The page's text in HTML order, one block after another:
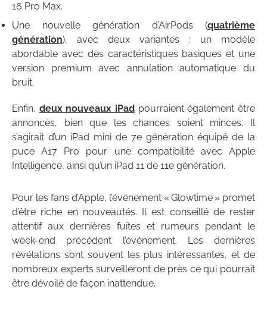
16 Pro Max.
Une nouvelle génération d’AirPods (quatrième
génération), avec deux variantes : un modèle
abordable avec des caractéristiques basiques et une
version premium avec annulation automatique du
bruit.
Enfin, deux nouveaux iPad pourraient également être
annoncés, bien que les chances soient minces. Il
s’agirait d’un iPad mini de 7e génération équipé de la
puce A17 Pro pour une compatibilité avec Apple
Intelligence, ainsi qu’un iPad 11 de 11e génération.
Pour les fans d’Apple, l’événement « Glowtime » promet
d’être riche en nouveautés. Il est conseillé de rester
attentif aux dernières fuites et rumeurs pendant le
week-end précédent l’événement. Les dernières
révélations sont souvent les plus intéressantes, et de
nombreux experts surveilleront de près ce qui pourrait
être dévoilé de façon inattendue.